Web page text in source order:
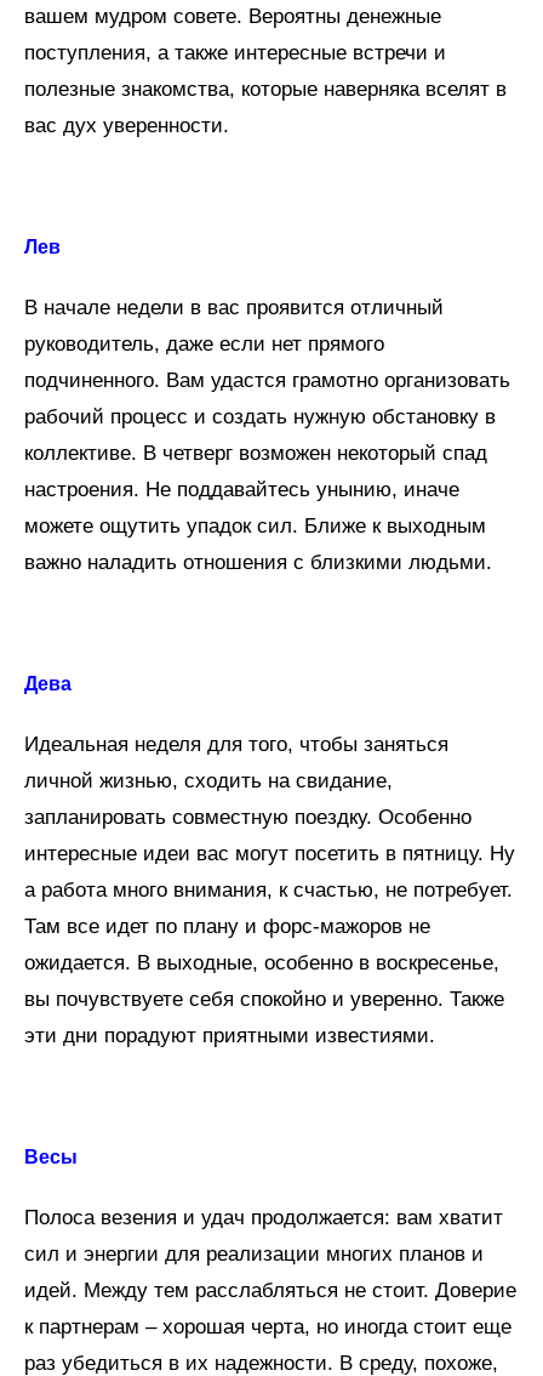
вашем мудром совете. Вероятны денежные
поступления, а также интересные встречи и
полезные знакомства, которые наверняка вселят в
вас дух уверенности.
Лев
В начале недели в вас проявится отличный
руководитель, даже если нет прямого
подчиненного. Вам удастся грамотно организовать
рабочий процесс и создать нужную обстановку в
коллективе. В четверг возможен некоторый спад
настроения. Не поддавайтесь унынию, иначе
можете ощутить упадок сил. Ближе к выходным
важно наладить отношения с близкими людьми.
Дева
Идеальная неделя для того, чтобы заняться
личной жизнью, сходить на свидание,
запланировать совместную поездку. Особенно
интересные идеи вас могут посетить в пятницу. Ну
а работа много внимания, к счастью, не потребует.
Там все идет по плану и форс-мажоров не
ожидается. В выходные, особенно в воскресенье,
вы почувствуете себя спокойно и уверенно. Также
эти дни порадуют приятными известиями.
Весы
Полоса везения и удач продолжается: вам хватит
сил и энергии для реализации многих планов и
идей. Между тем расслабляться не стоит. Доверие
к партнерам – хорошая черта, но иногда стоит еще
раз убедиться в их надежности. В среду, похоже,